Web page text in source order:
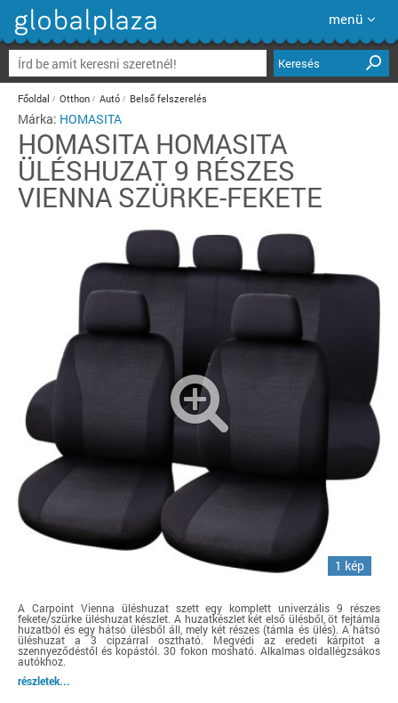
menü
Keresés
Főoldal Otthon Autó Belső felszerelés
Márka: HOMASITA
HOMASITA HOMASITA
ÜLÉSHUZAT 9 RÉSZES
VIENNA SZÜRKE-FEKETE
1 kép
A Carpoint Vienna üléshuzat szett egy komplett univerzális 9 részes
fekete/szürke üléshuzat készlet. A huzatkészlet két első ülésből, öt fejtámla
huzatból és egy hátsó ülésből áll, mely két részes (támla és ülés). A hátsó
üléshuzat a 3 cipzárral osztható. Megvédi az eredeti kárpitot a
szennyeződéstől és kopástól. 30 fokon mosható. Alkalmas oldallégzsákos
autókhoz.
részletek...